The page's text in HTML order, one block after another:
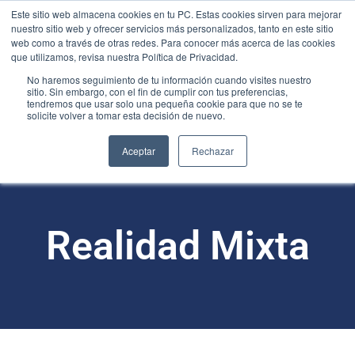
Este sitio web almacena cookies en tu PC. Estas cookies sirven para mejorar
nuestro sitio web y ofrecer servicios más personalizados, tanto en este sitio
web como a través de otras redes. Para conocer más acerca de las cookies
que utilizamos, revisa nuestra Política de Privacidad.
No haremos seguimiento de tu información cuando visites nuestro
sitio. Sin embargo, con el fin de cumplir con tus preferencias,
tendremos que usar solo una pequeña cookie para que no se te
solicite volver a tomar esta decisión de nuevo.
Aceptar Rechazar
Realidad Mixta